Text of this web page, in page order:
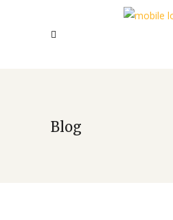
Blog